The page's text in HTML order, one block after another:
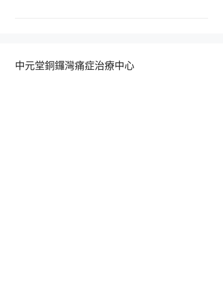
中元堂銅鑼灣痛症治療中心